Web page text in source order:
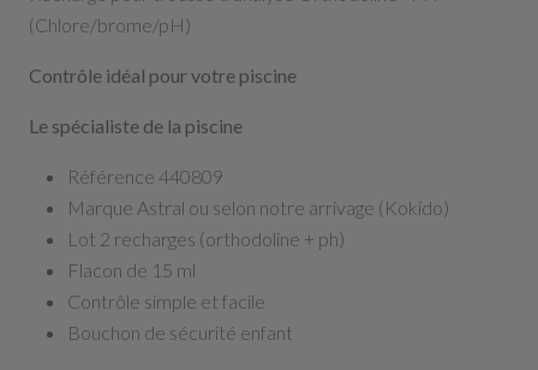
(Chlore/brome/pH)
Contrôle idéal pour votre piscine
Le spécialiste de la piscine
Référence 440809
Marque Astral ou selon notre arrivage (Kokido)
Lot 2 recharges (orthodoline + ph)
Flacon de 15 ml
Contrôle simple et facile
Bouchon de sécurité enfant